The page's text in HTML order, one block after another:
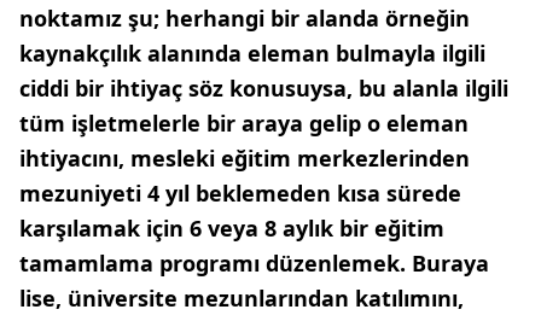
noktamız şu; herhangi bir alanda örneğin
kaynakçılık alanında eleman bulmayla ilgili
ciddi bir ihtiyaç söz konusuysa, bu alanla ilgili
tüm işletmelerle bir araya gelip o eleman
ihtiyacını, mesleki eğitim merkezlerinden
mezuniyeti 4 yıl beklemeden kısa sürede
karşılamak için 6 veya 8 aylık bir eğitim
tamamlama programı düzenlemek. Buraya
lise, üniversite mezunlarından katılımını,